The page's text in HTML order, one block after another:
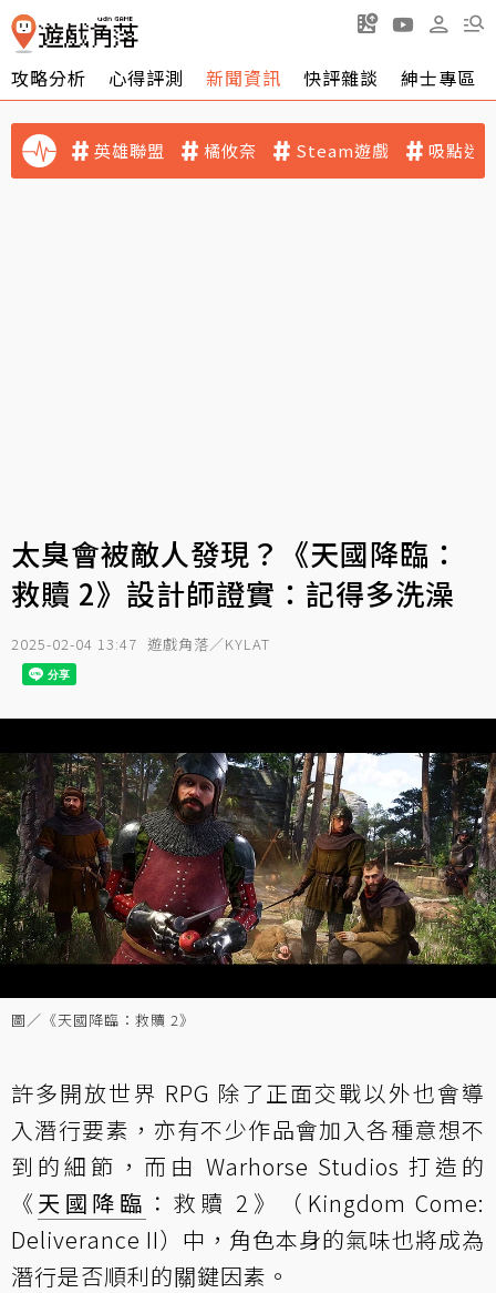
攻略分析 心得評測 新聞資訊 快評雜談 紳士專區
英雄聯盟 橘攸奈 Steam遊戲 吸點迷
太臭會被敵人發現？《天國降臨：
救贖 2》設計師證實：記得多洗澡
2025-02-04 13:47 遊戲角落／KYLAT
圖／《天國降臨：救贖 2》
許多開放世界 RPG 除了正面交戰以外也會導
入潛行要素，亦有不少作品會加入各種意想不
到的細節，而由 Warhorse Studios 打造的
《 天國降臨 ：救贖 2》（Kingdom Come:
Deliverance II）中，角色本身的氣味也將成為
潛行是否順利的關鍵因素。